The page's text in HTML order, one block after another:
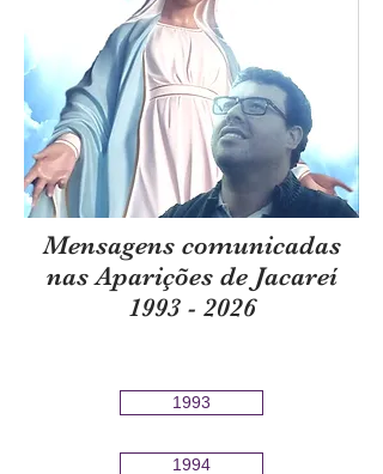
Mensagens comunicadas
nas Aparições de Jacareí
1993 - 2026
1993
1994